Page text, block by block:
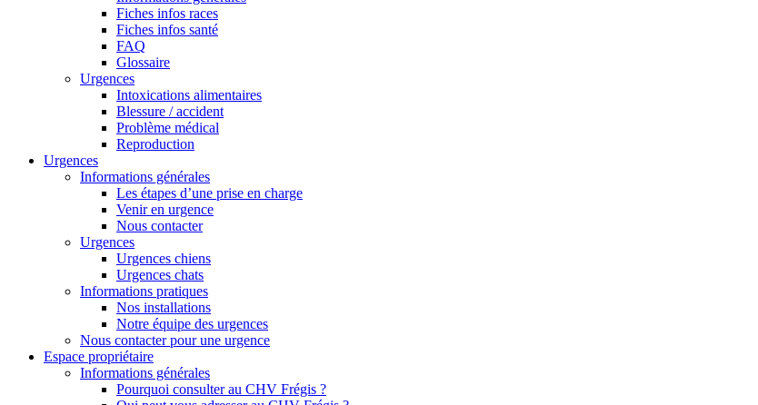
Fiches infos races
Fiches infos santé
FAQ
Glossaire
Urgences
Intoxications alimentaires
Blessure / accident
Problème médical
Reproduction
Urgences
Informations générales
Les étapes d’une prise en charge
Venir en urgence
Nous contacter
Urgences
Urgences chiens
Urgences chats
Informations pratiques
Nos installations
Notre équipe des urgences
Nous contacter pour une urgence
Espace propriétaire
Informations générales
Pourquoi consulter au CHV Frégis ?